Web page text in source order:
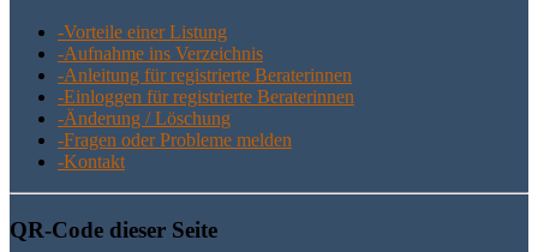
-Vor­tei­le einer Listung
-Auf­nah­me ins Verzeichnis
-Anlei­tung für regis­trier­te Beraterinnen
-Ein­log­gen für regis­trier­te Beraterinnen
-Ände­rung / Löschung
-Fra­gen oder Pro­ble­me melden
-Kon­takt
QR-Code die­ser Seite